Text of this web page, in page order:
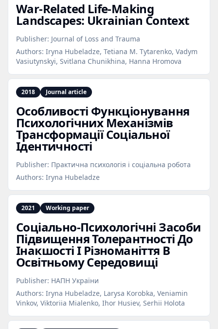
War‑Related Life‑Making
Landscapes: Ukrainian Context
Publisher: Journal of Loss and Trauma
Authors: Iryna Hubeladze, Tetiana M. Tytarenko, Vadym
Vasiutynskyi, Svitlana Chunikhina, Hanna Hromova
2018 Journal article
Особливості Функціонування
Психологічних Механізмів
Трансформації Соціальної
Ідентичності
Publisher: Практична психологія і соціальна робота
Authors: Iryna Hubeladze
2021 Working paper
Соціально‑Психологічні Засоби
Підвищення Толерантності До
Інакшості І Різноманіття В
Освітньому Середовищі
Publisher: НАПН України
Authors: Iryna Hubeladze, Larysa Korobka, Veniamin
Vinkov, Viktoriia Mialenko, Ihor Husiev, Serhii Holota